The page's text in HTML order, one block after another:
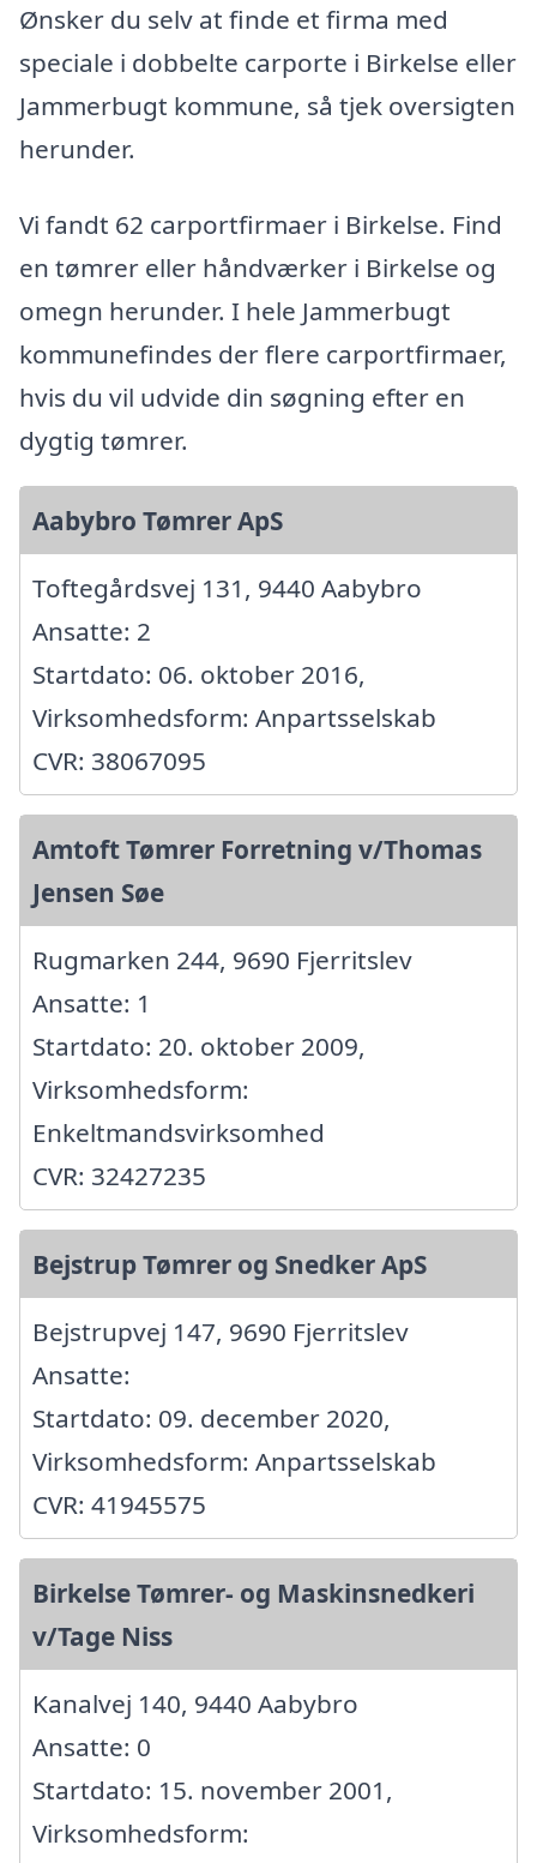
Ønsker du selv at finde et firma med
speciale i dobbelte carporte i Birkelse eller
Jammerbugt kommune, så tjek oversigten
herunder.
Vi fandt 62 carportfirmaer i Birkelse. Find
en tømrer eller håndværker i Birkelse og
omegn herunder. I hele Jammerbugt
kommunefindes der flere carportfirmaer,
hvis du vil udvide din søgning efter en
dygtig tømrer.
Aabybro Tømrer ApS
Toftegårdsvej 131, 9440 Aabybro
Ansatte: 2
Startdato: 06. oktober 2016,
Virksomhedsform: Anpartsselskab
CVR: 38067095
Amtoft Tømrer Forretning v/Thomas
Jensen Søe
Rugmarken 244, 9690 Fjerritslev
Ansatte: 1
Startdato: 20. oktober 2009,
Virksomhedsform:
Enkeltmandsvirksomhed
CVR: 32427235
Bejstrup Tømrer og Snedker ApS
Bejstrupvej 147, 9690 Fjerritslev
Ansatte:
Startdato: 09. december 2020,
Virksomhedsform: Anpartsselskab
CVR: 41945575
Birkelse Tømrer- og Maskinsnedkeri
v/Tage Niss
Kanalvej 140, 9440 Aabybro
Ansatte: 0
Startdato: 15. november 2001,
Virksomhedsform: